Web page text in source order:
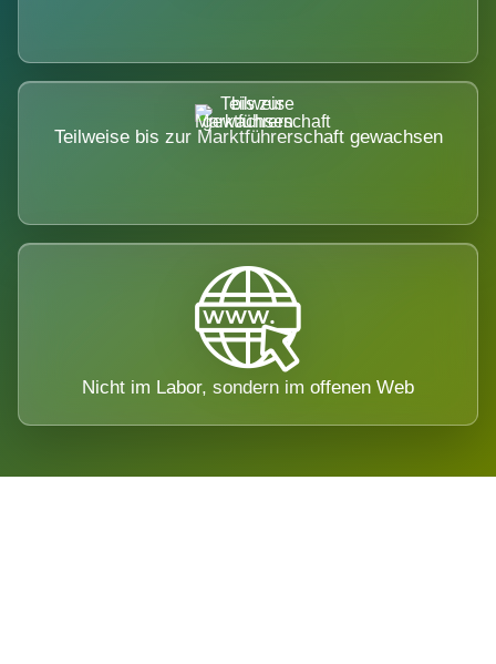
Teilweise bis zur Marktführerschaft gewachsen
Nicht im Labor, sondern im offenen Web